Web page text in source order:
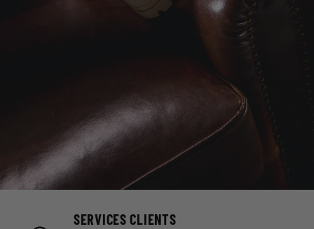
SERVICES CLIENTS